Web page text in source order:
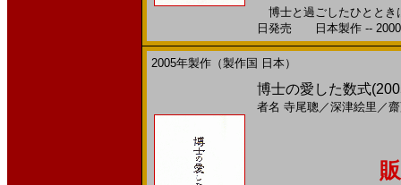
博士と過ごしたひととき
日発売 日本製作 -- 2000
2005年製作（製作国 日本）
博士の愛した数式
者名 寺尾聰／深津絵里 ／